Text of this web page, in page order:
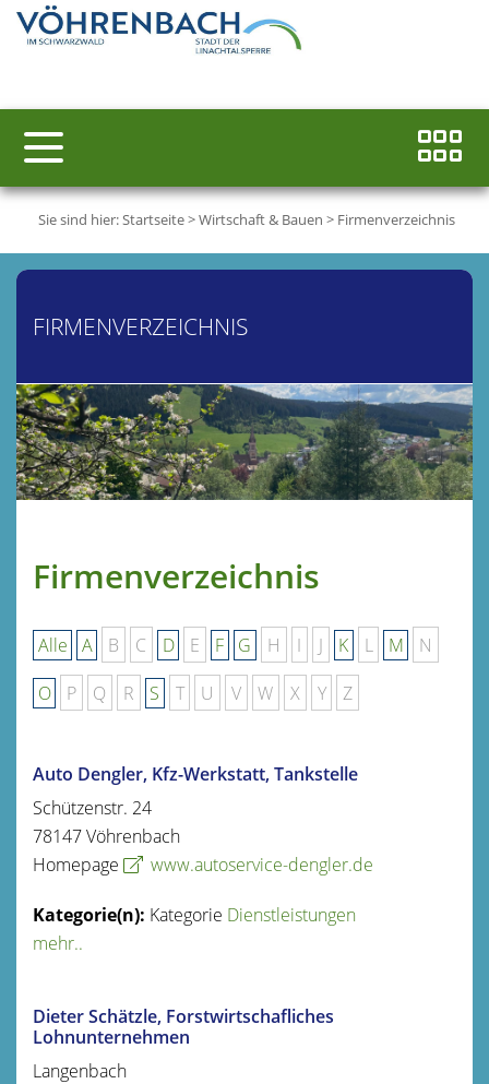
Sie sind hier:Startseite>Wirtschaft & Bauen > Firmenverzeichnis
FIRMENVERZEICHNIS
Firmenverzeichnis
Alle A B C D E F G H I J K L M
N
O
P Q R S T U V W X Y Z
Auto Dengler, Kfz-Werkstatt, Tankstelle
Schützenstr. 24
78147Vöhrenbach
Homepage
www.autoservice-dengler.de
Kategorie Dienstleistungen
mehr..
Dieter Schätzle, Forstwirtschafliches
Lohnunternehmen
Langenbach